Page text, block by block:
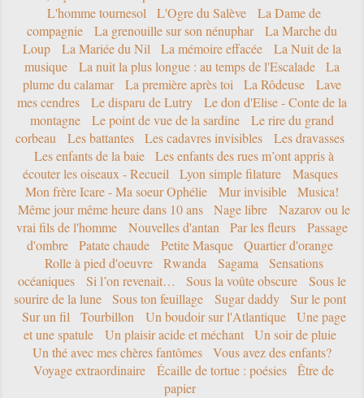
L'homme tournesol
L'Ogre du Salève
La Dame de
compagnie
La grenouille sur son nénuphar
La Marche du
Loup
La Mariée du Nil La mémoire effacée
La Nuit de la
musique
La nuit la plus longue : au temps de l'Escalade
La
plume du calamar
La première après toi La Rôdeuse
Lave
mes cendres
Le disparu de Lutry
Le don d'Elise - Conte de la
montagne
Le point de vue de la sardine
Le rire du grand
corbeau
Les battantes Les cadavres invisibles
Les dravasses
Les enfants de la baie
Les enfants des rues m’ont appris à
écouter les oiseaux - Recueil
Lyon simple filature
Masques
Mon frère Icare - Ma soeur Ophélie
Mur invisible
Musica!
Même jour même heure dans 10 ans
Nage libre
Nazarov ou le
vrai fils de l'homme
Nouvelles d'antan Par les fleurs
Passage
d'ombre
Patate chaude Petite Masque
Quartier d'orange
Rolle à pied d'oeuvre
Rwanda Sagama
Sensations
océaniques
Si l’on revenait… Sous la voûte obscure
Sous le
sourire de la lune
Sous ton feuillage Sugar daddy
Sur le pont
Sur un fil
Tourbillon Un boudoir sur l'Atlantique
Une page
et une spatule
Un plaisir acide et méchant
Un soir de pluie
Un thé avec mes chères fantômes
Vous avez des enfants?
Voyage extraordinaire
Écaille de tortue : poésies
Être de
papier